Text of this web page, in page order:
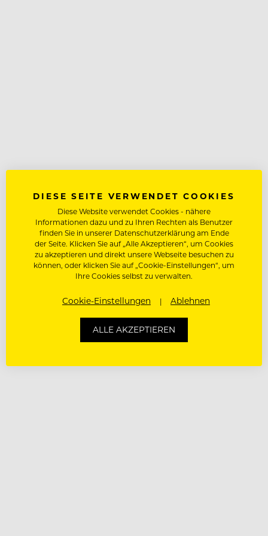
DIESE SEITE VERWENDET COOKIES
Diese Website verwendet Cookies - nähere
Informationen dazu und zu Ihren Rechten als Benutzer
finden Sie in unserer Datenschutzerklärung am Ende
der Seite. Klicken Sie auf „Alle Akzeptieren“, um Cookies
zu akzeptieren und direkt unsere Webseite besuchen zu
können, oder klicken Sie auf „Cookie-Einstellungen“, um
Ihre Cookies selbst zu verwalten.
Cookie-Einstellungen Ablehnen
ALLE AKZEPTIEREN